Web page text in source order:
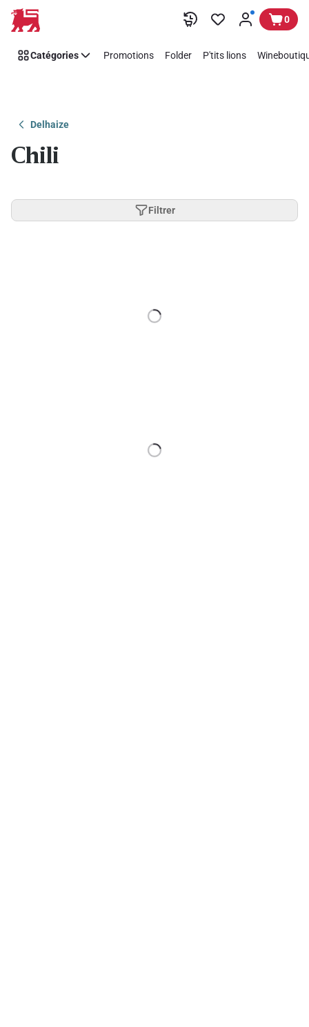
Passer 0
Catégories Promotions Folder P'tits lions
Delhaize
Chili
Filtrer